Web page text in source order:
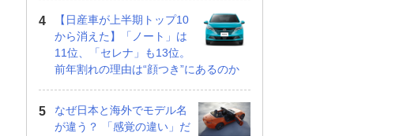
【日産車が上半期トップ10
から消えた】「ノート」は
11位、「セレナ」も13位。
前年割れの理由は“顔つき”にあるのか
なぜ日本と海外でモデル名
が違う？ 「感覚の違い」だ